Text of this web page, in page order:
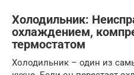
Холодильник:
охлаждением,
термостатом
Холодильник – один из